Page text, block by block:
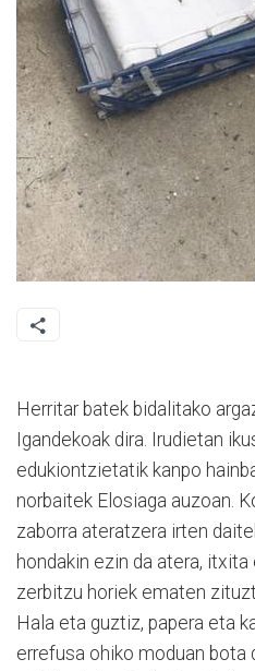
Herritar batek bidalitako
Igandekoak dira. Irudietan
edukiontzietatik kanpo
norbaitek Elosiaga auzoan.
zaborra ateratzera irten
hondakin ezin da atera,
zerbitzu horiek ematen
Hala eta guztiz, papera eta
errefusa ohiko moduan bota